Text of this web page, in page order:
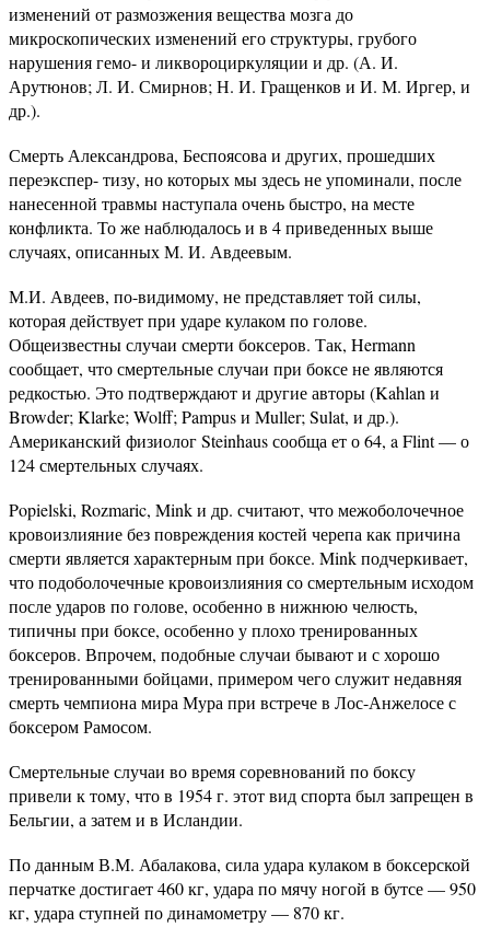
изменений от размозжения вещества мозга до
микроскопических изменений его структуры, грубого
нарушения гемо- и ликвороциркуляции и др. (А. И.
Арутюнов; Л. И. Смирнов; Н. И. Гращенков и И. М. Иргер, и
др.).
Смерть Александрова, Беспоясова и других, прошедших
переэкспер- тизу, но которых мы здесь не упоминали, после
нанесенной травмы наступала очень быстро, на месте
конфликта. То же наблюдалось и в 4 приведенных выше
случаях, описанных М. И. Авдеевым.
М.И. Авдеев, по-видимому, не представляет той силы,
которая действует при ударе кулаком по голове.
Общеизвестны случаи смерти боксеров. Так, Hermann
сообщает, что смертельные случаи при боксе не являются
редкостью. Это подтверждают и другие авторы (Kahlan и
Browder; Klarke; Wolff; Pampus и Muller; Sulat, и др.).
Американский физиолог Steinhaus сообща ет о 64, a Flint — о
124 смертельных случаях.
Popielski, Rozmaric, Mink и др. считают, что межоболочечное
кровоизлияние без повреждения костей черепа как причина
смерти является характерным при боксе. Mink подчеркивает,
что подоболочечные кровоизлияния со смертельным исходом
после ударов по голове, особенно в нижнюю челюсть,
типичны при боксе, особенно у плохо тренированных
боксеров. Впрочем, подобные случаи бывают и с хорошо
тренированными бойцами, примером чего служит недавняя
смерть чемпиона мира Мура при встрече в Лос-Анжелосе с
боксером Рамосом.
Смертельные случаи во время соревнований по боксу
привели к тому, что в 1954 г. этот вид спорта был запрещен в
Бельгии, а затем и в Исландии.
По данным В.М. Абалакова, сила удара кулаком в боксерской
перчатке достигает 460 кг, удара по мячу ногой в бутсе — 950
кг, удара ступней по динамометру — 870 кг.